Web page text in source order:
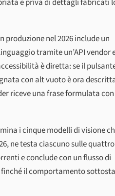
nel 2026 include un
tramite un’API vendor
è diretta: se il
con alt vuoto è ora
riceve una frase formulata con
i cinque modelli di visione
ne testa ciascuno sulle quattro
e conclude con un flusso di
finché il comportamento